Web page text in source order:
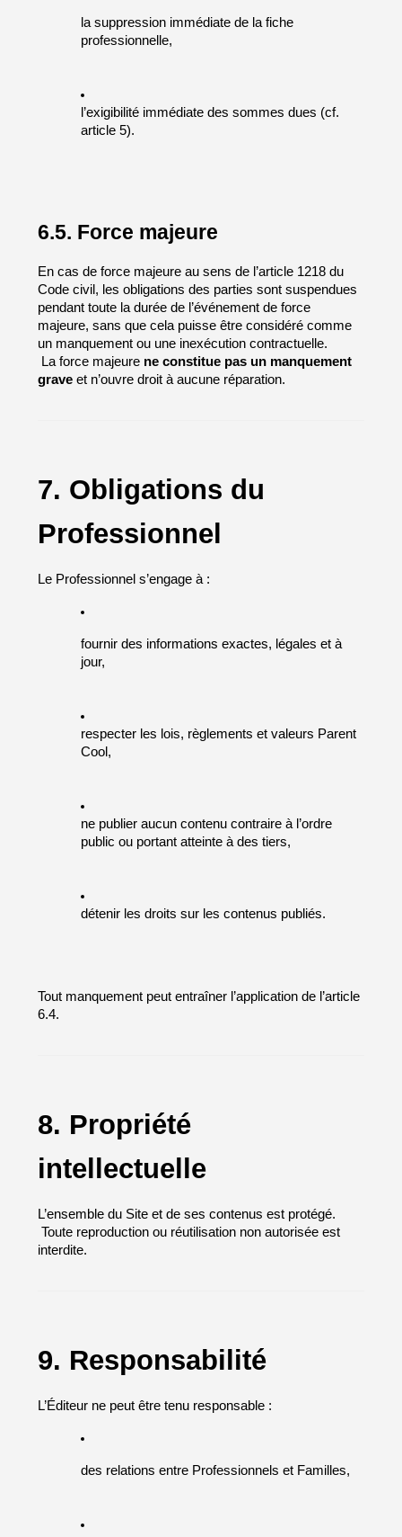
la suppression immédiate de la fiche
professionnelle,
l’exigibilité immédiate des sommes dues (cf.
article 5).
6.5. Force majeure
En cas de force majeure au sens de l’article 1218 du
Code civil, les obligations des parties sont suspendues
pendant toute la durée de l’événement de force
majeure, sans que cela puisse être considéré comme
un manquement ou une inexécution contractuelle.
La force majeure ne constitue pas un manquement
grave et n’ouvre droit à aucune réparation.
7. Obligations du
Professionnel
Le Professionnel s’engage à :
fournir des informations exactes, légales et à
jour,
respecter les lois, règlements et valeurs Parent
Cool,
ne publier aucun contenu contraire à l’ordre
public ou portant atteinte à des tiers,
détenir les droits sur les contenus publiés.
Tout manquement peut entraîner l’application de l’article
6.4.
8. Propriété
intellectuelle
L’ensemble du Site et de ses contenus est protégé.
Toute reproduction ou réutilisation non autorisée est
interdite.
9. Responsabilité
L’Éditeur ne peut être tenu responsable :
des relations entre Professionnels et Familles,